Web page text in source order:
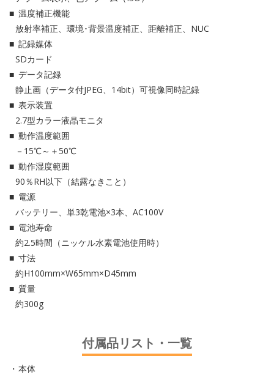
温度補正機能
放射率補正、環境･背景温度補正、距離補正、NUC
記録媒体
SDカード
データ記録
静止画（データ付JPEG、14bit）可視像同時記録
表示装置
2.7型カラー液晶モニタ
動作温度範囲
－15℃～＋50℃
動作湿度範囲
90％RH以下（結露なきこと）
電源
バッテリー、単3乾電池×3本、AC100V
電池寿命
約2.5時間（ニッケル水素電池使用時）
寸法
約H100mm×W65mm×D45mm
質量
約300g
付属品リスト・一覧
本体